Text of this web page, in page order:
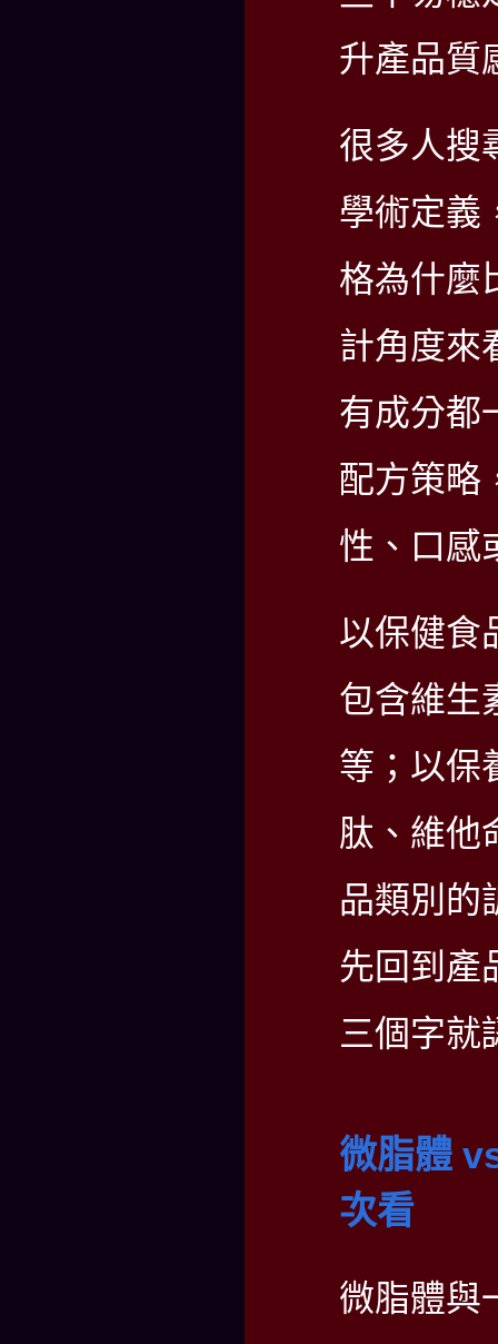
升產品質
很多人搜
學術定義
格為什麼
計角度來
有成分都
配方策略
性、口感
以保健食
包含維生
等；以保
肽、維他
品類別的
先回到產
三個字就
微脂體
次看
微脂體與